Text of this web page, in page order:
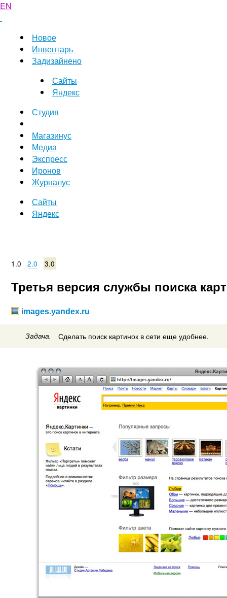
EN
Новое
Инвентарь
Задизайнено
Сайты
Яндекс
Студия
Магазинус
Медиа
Экспресс
Иронов
Журналус
Сайты
Яндекс
1.0 2.0 3.0
Третья версия службы поиска
images.yandex.ru
Задача. Сделать поиск картинок в сети еще удобнее.